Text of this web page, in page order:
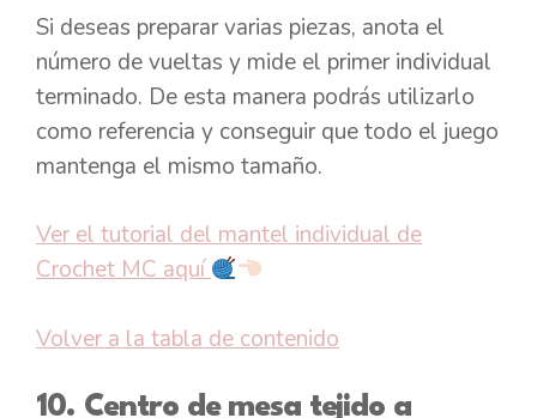
Si deseas preparar varias piezas, anota el
número de vueltas y mide el primer individual
terminado. De esta manera podrás utilizarlo
como referencia y conseguir que todo el juego
mantenga el mismo tamaño.
Ver el tutorial del mantel individual de
Crochet MC aquí
Volver a la tabla de contenido
10. Centro de mesa tejido a